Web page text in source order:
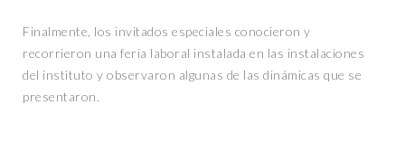
Finalmente, los invitados especiales conocieron y
recorrieron una feria laboral instalada en las instalaciones
del instituto y observaron algunas de las dinámicas que se
presentaron.